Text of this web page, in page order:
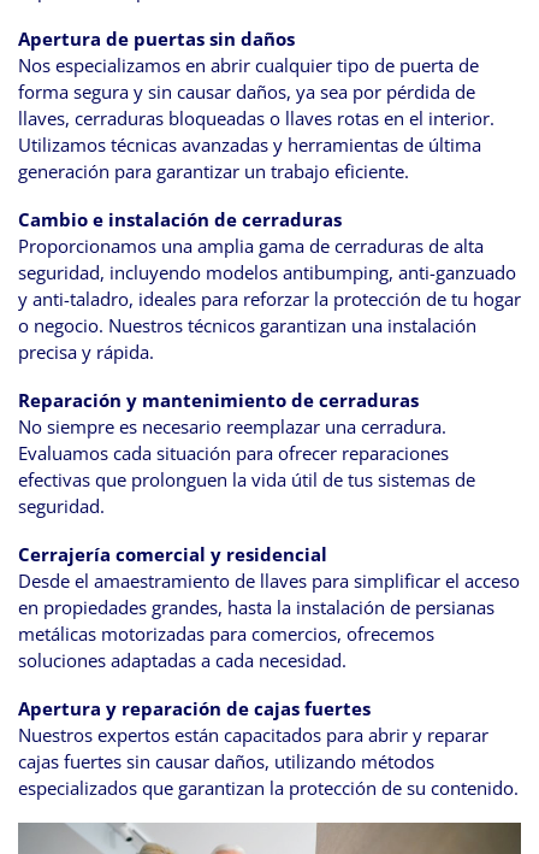
Apertura de puertas sin daños
Nos especializamos en abrir cualquier tipo de puerta de
forma segura y sin causar daños, ya sea por pérdida de
llaves, cerraduras bloqueadas o llaves rotas en el interior.
Utilizamos técnicas avanzadas y herramientas de última
generación para garantizar un trabajo eficiente.
Cambio e instalación de cerraduras
Proporcionamos una amplia gama de cerraduras de alta
seguridad, incluyendo modelos antibumping, anti-ganzuado
y anti-taladro, ideales para reforzar la protección de tu hogar
o negocio. Nuestros técnicos garantizan una instalación
precisa y rápida.
Reparación y mantenimiento de cerraduras
No siempre es necesario reemplazar una cerradura.
Evaluamos cada situación para ofrecer reparaciones
efectivas que prolonguen la vida útil de tus sistemas de
seguridad.
Cerrajería comercial y residencial
Desde el amaestramiento de llaves para simplificar el acceso
en propiedades grandes, hasta la instalación de persianas
metálicas motorizadas para comercios, ofrecemos
soluciones adaptadas a cada necesidad.
Apertura y reparación de cajas fuertes
Nuestros expertos están capacitados para abrir y reparar
cajas fuertes sin causar daños, utilizando métodos
especializados que garantizan la protección de su contenido.